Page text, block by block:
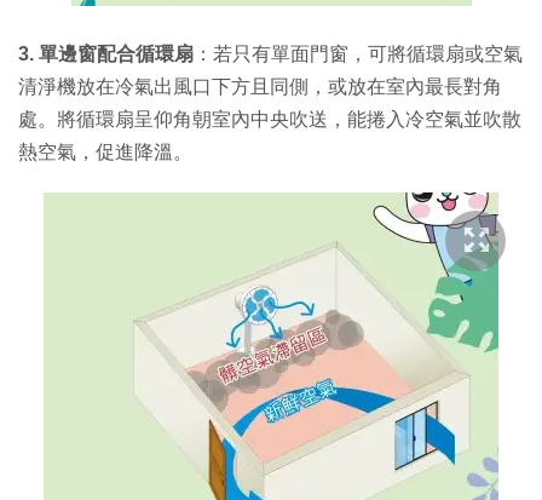
3. 單邊窗配合循環扇 ：若只有單面門窗，可將循環扇或空氣
清淨機放在冷氣出風口下方且同側，或放在室內最長對角
處。將循環扇呈仰角朝室內中央吹送，能捲入冷空氣並吹散
熱空氣，促進降溫。